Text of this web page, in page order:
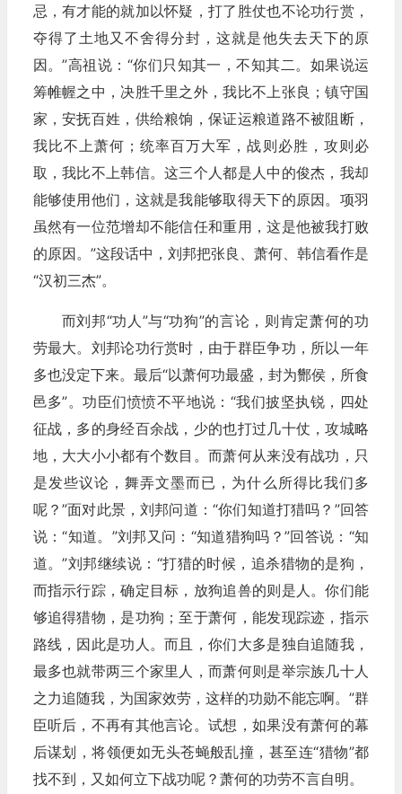
忌，有才能的就加以怀疑，打了胜仗也不论功行赏，
夺得了土地又不舍得分封，这就是他失去天下的原
因。”高祖说：“你们只知其一，不知其二。如果说运
筹帷幄之中，决胜千里之外，我比不上张良；镇守国
家，安抚百姓，供给粮饷，保证运粮道路不被阻断，
我比不上萧何；统率百万大军，战则必胜，攻则必
取，我比不上韩信。这三个人都是人中的俊杰，我却
能够使用他们，这就是我能够取得天下的原因。项羽
虽然有一位范增却不能信任和重用，这是他被我打败
的原因。”这段话中，刘邦把张良、萧何、韩信看作是
“汉初三杰”。
而刘邦“功人”与“功狗”的言论，则肯定萧何的功
劳最大。刘邦论功行赏时，由于群臣争功，所以一年
多也没定下来。最后“以萧何功最盛，封为酂侯，所食
邑多”。功臣们愤愤不平地说：“我们披坚执锐，四处
征战，多的身经百余战，少的也打过几十仗，攻城略
地，大大小小都有个数目。而萧何从来没有战功，只
是发些议论，舞弄文墨而已，为什么所得比我们多
呢？”面对此景，刘邦问道：“你们知道打猎吗？”回答
说：“知道。”刘邦又问：“知道猎狗吗？”回答说：“知
道。”刘邦继续说：“打猎的时候，追杀猎物的是狗，
而指示行踪，确定目标，放狗追兽的则是人。你们能
够追得猎物，是功狗；至于萧何，能发现踪迹，指示
路线，因此是功人。而且，你们大多是独自追随我，
最多也就带两三个家里人，而萧何则是举宗族几十人
之力追随我，为国家效劳，这样的功勋不能忘啊。”群
臣听后，不再有其他言论。试想，如果没有萧何的幕
后谋划，将领便如无头苍蝇般乱撞，甚至连“猎物”都
找不到，又如何立下战功呢？萧何的功劳不言自明。